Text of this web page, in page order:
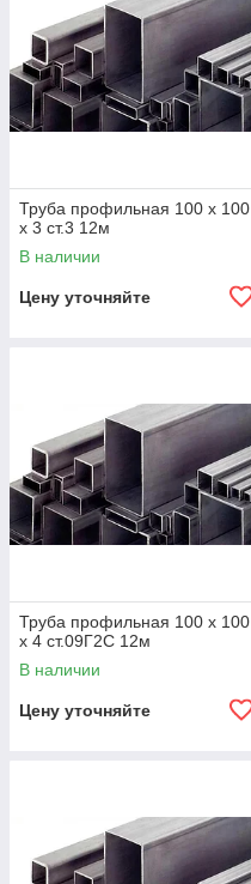
Труба профильная 100 х 100
х 3 ст.3 12м
В наличии
Цену уточняйте
Труба профильная 100 х 100
х 4 ст.09Г2С 12м
В наличии
Цену уточняйте